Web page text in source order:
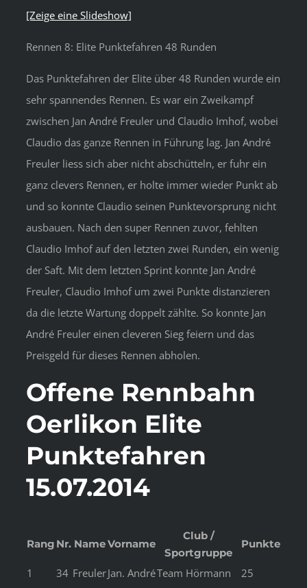
[Zeige eine Slideshow]
Rennen 8: Elite Punktefahren 48 Runden
Das Punktefahren der Elite über 48 Runden wurde ein
sehr spannendes Rennen. Es war ein Zweikampf
zwischen Jan André Freuler und Claudio Imhof, wobei
Claudio das ganze Rennen in Führung lag. Jan André
Freuler liess sich aber nicht abschütteln, er fuhr ein
ganz clevers Rennen, er holte immer wieder Punkt ab
und so konnte Claudio seinen Punktevorsprung nicht
ausbauen. Nach den super Rennen zuvor, fehlten
Claudio Imhof auf den letzten zwei Runden, ein wenig
der Saft. Mit dem letzten Sprint konnte Jan André
Freuler, Claudio Imhof um zwei Punkte distanzieren
da die letzte Wartung doppelt zählte. So konnte Jan
André Freuler einen cleveren Sieg feiern und das
Preisgeld für dieses Rennen abholen.
Offene Rennbahn
Oerlikon Elite
Punktefahren
15.07.2014
Rang Nr. NameVorname
Club /
Sportgruppe
Punkte
1 34 FreulerJan. AndréTeam Hörmann 25